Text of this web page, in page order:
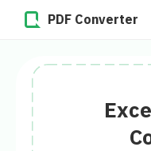
PDF Converter